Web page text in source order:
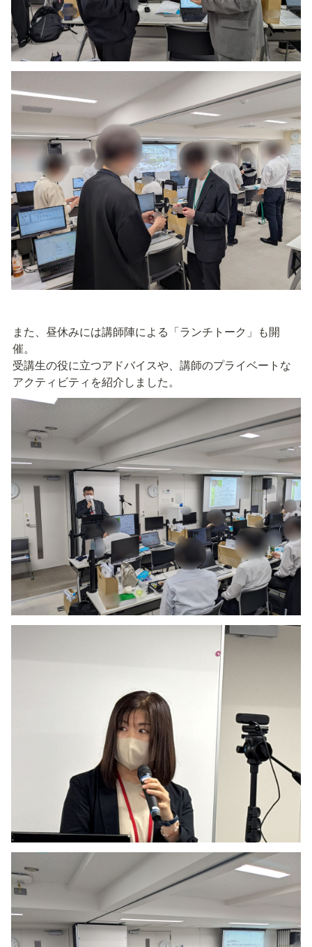
また、昼休みには講師陣による「ランチトーク」も開
催。
受講生の役に立つアドバイスや、講師のプライベートな
アクティビティを紹介しました。